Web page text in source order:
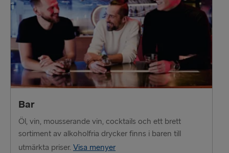
Bar
Öl, vin, mousserande vin, cocktails och ett brett
sortiment av alkoholfria drycker finns i baren till
utmärkta priser. Visa menyer